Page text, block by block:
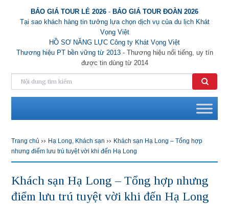
BÁO GIÁ TOUR LẺ 2026 - BÁO GIÁ TOUR ĐOÀN 2026
Tại sao khách hàng tin tưởng lựa chọn dịch vụ của du lịch Khát
Vọng Việt
HỒ SƠ NĂNG LỰC Công ty Khát Vọng Việt
Thương hiệu PT bền vững từ 2013- Thương hiệu nổi tiếng, uy tín
được tin dùng từ 2014
Trang chủ ›› Hạ Long, Khách sạn ›› Khách sạn Hạ Long – Tổng hợp
nhưng điểm lưu trú tuyệt vời khi đến Hạ Long
Khách sạn Hạ Long – Tổng hợp nhưng
điểm lưu trú tuyệt vời khi đến Hạ Long